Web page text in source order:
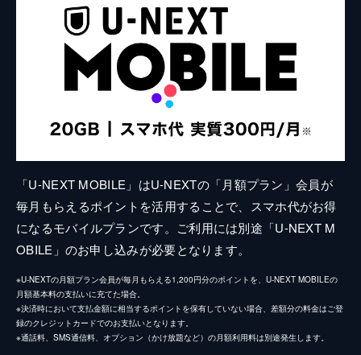
「U-NEXT MOBILE」はU-NEXTの「月額プラン」会員が
毎月もらえるポイントを活用することで、スマホ代がお得
になるモバイルプランです。ご利用には別途「U-NEXT M
OBILE」のお申し込みが必要となります。
※U-NEXTの月額プラン会員が毎月もらえる1,200円分のポイントを、U-NEXT MOBILEの
月額基本料の支払いに充てた場合。
※決済時において支払金額に相当するポイントを保有していない場合、差額分の料金はご登
録のクレジットカードでのお支払いとなります。
※通話料、SMS通信料、オプション（かけ放題など）の月額利用料は別途発生します。